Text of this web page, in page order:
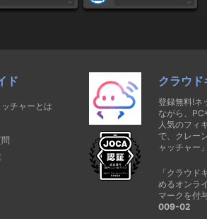
CP CP
ド
チャーとは
クラウド
登録無料!ネ
ながら、PC
人気のフィ
で、クレー
ャッチャー」
「クラウ
めるオンラ
マークを付
009-02